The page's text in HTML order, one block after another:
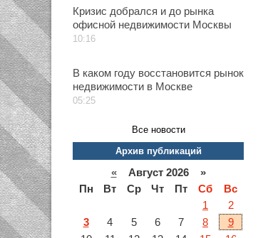
Кризис добрался и до рынка
офисной недвижимости Москвы
10:16
В каком году восстановится рынок
недвижимости в Москве
05:25
Все новости
Архив публикаций
«Август 2026 »
Пн
Вт Ср Чт Пт Сб
Вс
1
2
3
4 5 6 7 8
9